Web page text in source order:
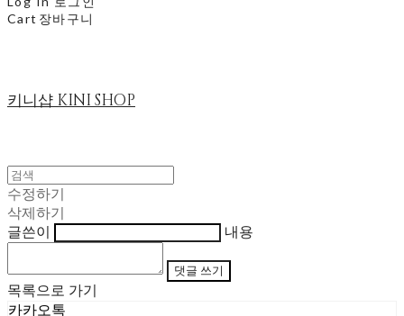
Cart 장바구니
키니샵 KINI SHOP
수정하기
삭제하기
글쓴이
내용
댓글 쓰기
목록으로 가기
카카오톡